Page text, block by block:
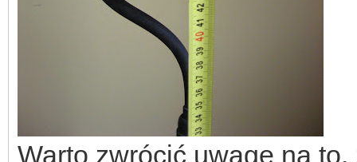
Warto zwrócić uwagę na